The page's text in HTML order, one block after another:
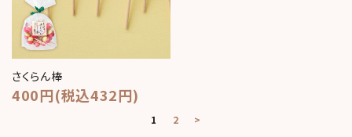
さくらん棒
400円(税込432円)
1 2
>